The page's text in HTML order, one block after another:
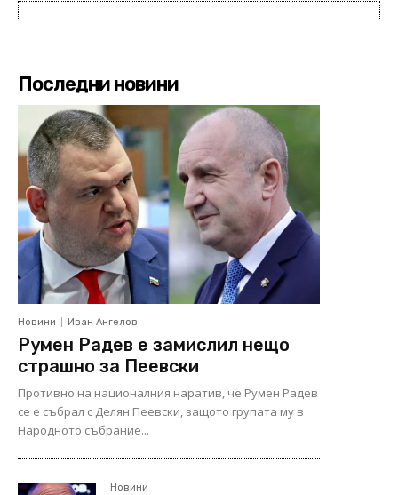
Последни новини
Новини Иван Ангелов
Румен Радев е замислил нещо
страшно за Пеевски
Противно на националния наратив, че Румен Радев
се е събрал с Делян Пеевски, защото групата му в
Народното събрание...
Новини